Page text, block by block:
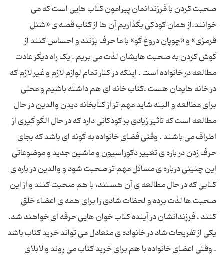
صحبت کردن با فرزندانمان پیرامون کتاب هایی است که می
خوانند.از همان کودکی بگذاریم آن ها از کتاب قصه ی «شنل
قرمزی» و «چوپان دروغ گو» با ما حرف بزنند و احساس کنند از
گوش کردن به صحبت هایشان لذت می بریم . یک راه دیگر عادت
مطالعه در خانواده است . اینکه در کنار تمام لوازم لازم و غیر لازم که
در خانه هایمان هست ،کتاب خانه ای هم داشته باشیم و محلی
برای مطالعه و البته شاید مهم تر از کتابخانه دیدن والدین در حال
مطالعه است که تاثیر زیادی بر کودکانی دارد که در حال الگو گیری از
اطراف می باشند . وقتی فضای خانواده به گونه ای باشد که بجای
حرف زدن در باره ی تغییر دکوراسیون و ماشین جدید و موضوعاتی
این چنینی درباره ی مسائل مهم تر صحبت شود و والدین در باره ی
کتابی که در حال مطالعه ی آن هستند، با هم صحبت کنند و از این
صحبت ها لذت برده و لحظات شادی را برای همه ی اعضاء خلق
کنند ، فرزندانشان در آینده کتاب خوان هایی حرفه ای خواهند شد.
یکی از تفریحات شاد در خانواده ی متعادل می تواند خرید کتاب باشد
. وقتی اعضای خانواده با هم برای خرید کتاب می روند و لابلای